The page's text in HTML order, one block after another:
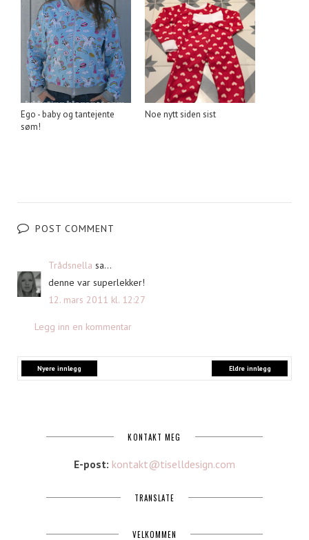
Ego - baby og tantejente
søm!
Noe nytt siden sist
POST COMMENT
Trådsnella sa...
denne var superlekker!
12. mars 2011 kl. 12:27
Legg inn en kommentar
Nyere innlegg Eldre innlegg
KONTAKT MEG
E-post: kontakt@tiselldesign.com
TRANSLATE
VELKOMMEN